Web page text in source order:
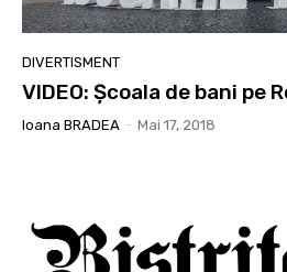
DIVERTISMENT
VIDEO: Școala de bani pe
Ioana BRADEA - Mai 17, 2018